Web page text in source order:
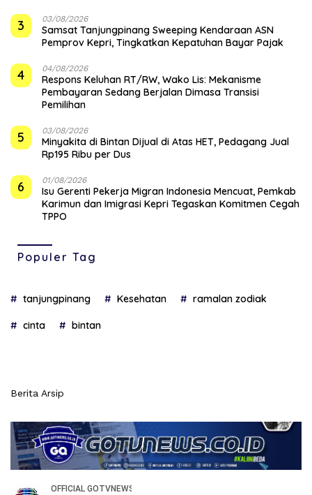
3 03/08/2026
Samsat Tanjungpinang Sweeping Kendaraan ASN
Pemprov Kepri, Tingkatkan Kepatuhan Bayar Pajak
4 04/08/2026
‎Respons Keluhan RT/RW, Wako Lis: Mekanisme
Pembayaran Sedang Berjalan Dimasa Transisi
Pemilihan
5 03/08/2026
Minyakita di Bintan Dijual di Atas HET, Pedagang Jual
Rp195 Ribu per Dus
6 01/08/2026
Isu Gerenti Pekerja Migran Indonesia Mencuat, Pemkab
Karimun dan Imigrasi Kepri Tegaskan Komitmen Cegah
TPPO
Populer Tag
tanjungpinang Kesehatan ramalan zodiak
cinta bintan
Berita Arsip